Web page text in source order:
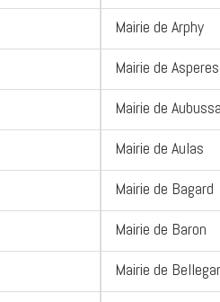
Mairie de Arphy
Mairie de Asperes
Mairie de
Mairie de Aulas
Mairie de Bagard
Mairie de Baron
Mairie de